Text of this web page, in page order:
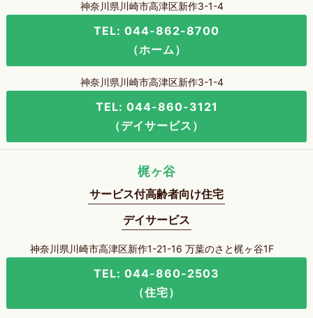
神奈川県川崎市高津区新作3-1-4
TEL: 044-862-8700
（ホーム）
神奈川県川崎市高津区新作3-1-4
TEL: 044-860-3121
（デイサービス）
梶ヶ谷
サービス付高齢者向け住宅
デイサービス
神奈川県川崎市高津区新作1-21-16 万葉のさと梶ヶ谷1F
TEL: 044-860-2503
（住宅）